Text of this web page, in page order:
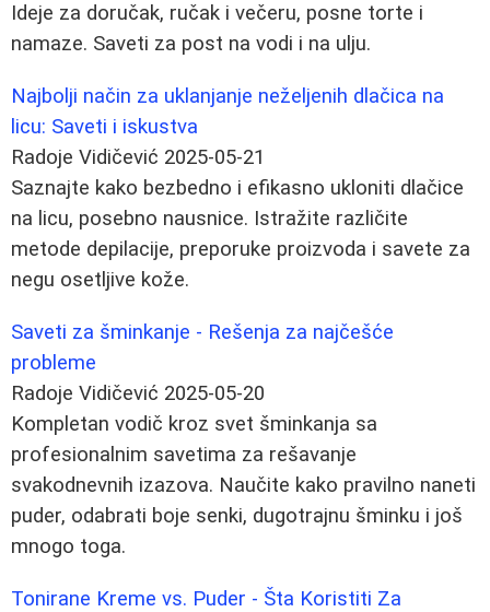
Ideje za doručak, ručak i večeru, posne torte i
namaze. Saveti za post na vodi i na ulju.
Najbolji način za uklanjanje neželjenih dlačica na
licu: Saveti i iskustva
Radoje Vidičević 2025-05-21
Saznajte kako bezbedno i efikasno ukloniti dlačice
na licu, posebno nausnice. Istražite različite
metode depilacije, preporuke proizvoda i savete za
negu osetljive kože.
Saveti za šminkanje - Rešenja za najčešće
probleme
Radoje Vidičević 2025-05-20
Kompletan vodič kroz svet šminkanja sa
profesionalnim savetima za rešavanje
svakodnevnih izazova. Naučite kako pravilno naneti
puder, odabrati boje senki, dugotrajnu šminku i još
mnogo toga.
Tonirane Kreme vs. Puder - Šta Koristiti Za